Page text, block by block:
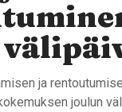
ja
joulun